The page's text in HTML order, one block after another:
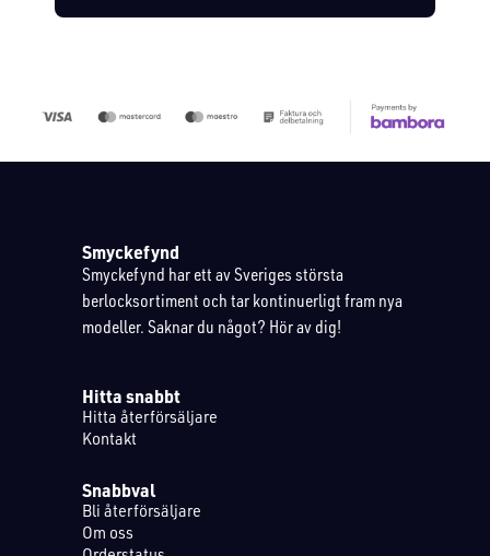
Smyckefynd
Smyckefynd har ett av Sveriges största
berlocksortiment och tar kontinuerligt fram nya
modeller. Saknar du något? Hör av dig!
Hitta snabbt
Hitta återförsäljare
Kontakt
Snabbval
Bli återförsäljare
Om oss